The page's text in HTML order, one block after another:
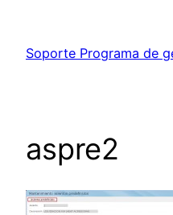
contenido
Soporte Programa de
aspre2